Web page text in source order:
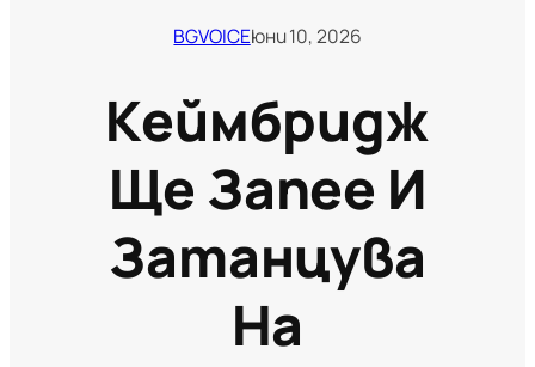
BGVOICEюни 10, 2026
Кеймбридж
Ще Запее И
Затанцува
На